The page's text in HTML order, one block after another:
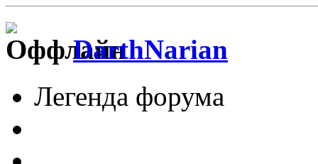
DarthNarian
Легенда форума